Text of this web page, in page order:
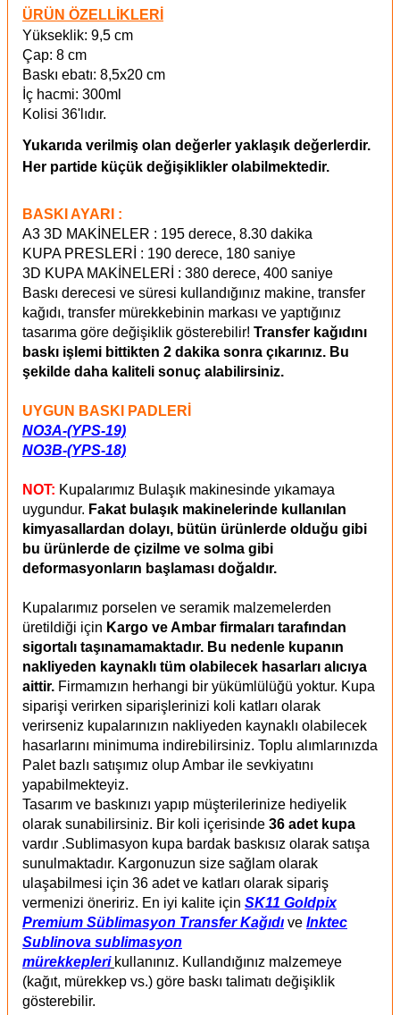
ÜRÜN ÖZELLİKLERİ
Yükseklik: 9,5 cm
Çap: 8 cm
Baskı ebatı: 8,5x20 cm
İç hacmi: 300ml
Kolisi 36'lıdır.
Yukarıda verilmiş olan değerler yaklaşık değerlerdir.
Her partide küçük değişiklikler olabilmektedir.
BASKI AYARI :
A3 3D MAKİNELER : 195 derece, 8.30 dakika
KUPA PRESLERİ : 190 derece, 180 saniye
3D KUPA MAKİNELERİ : 380 derece, 400 saniye
Baskı derecesi ve süresi kullandığınız makine, transfer
kağıdı, transfer mürekkebinin markası ve yaptığınız
tasarıma göre değişiklik gösterebilir! Transfer kağıdını
baskı işlemi bittikten 2 dakika sonra çıkarınız. Bu
şekilde daha kaliteli sonuç alabilirsiniz.
UYGUN BASKI PADLERİ
NO3A-(YPS-19)
NO3B-(YPS-18)
NOT: Kupalarımız Bulaşık makinesinde yıkamaya
uygundur. Fakat bulaşık makinelerinde kullanılan
kimyasallardan dolayı, bütün ürünlerde olduğu gibi
bu ürünlerde de çizilme ve solma gibi
deformasyonların başlaması doğaldır.
Kupalarımız porselen ve seramik malzemelerden
üretildiği için Kargo ve Ambar firmaları tarafından
sigortalı taşınamamaktadır. Bu nedenle kupanın
nakliyeden kaynaklı tüm olabilecek hasarları alıcıya
aittir. Firmamızın herhangi bir yükümlülüğü yoktur. Kupa
siparişi verirken siparişlerinizi koli katları olarak
verirseniz kupalarınızın nakliyeden kaynaklı olabilecek
hasarlarını minimuma indirebilirsiniz. Toplu alımlarınızda
Palet bazlı satışımız olup Ambar ile sevkiyatını
yapabilmekteyiz.
Tasarım ve baskınızı yapıp müşterilerinize hediyelik
olarak sunabilirsiniz. Bir koli içerisinde 36 adet kupa
vardır .Sublimasyon kupa bardak baskısız olarak satışa
sunulmaktadır. Kargonuzun size sağlam olarak
ulaşabilmesi için 36 adet ve katları olarak sipariş
vermenizi öneririz. En iyi kalite için SK11 Goldpix
Premium Süblimasyon Transfer Kağıdı ve Inktec
Sublinova sublimasyon
mürekkepleri kullanınız. Kullandığınız malzemeye
(kağıt, mürekkep vs.) göre baskı talimatı değişiklik
gösterebilir.